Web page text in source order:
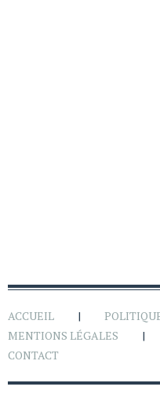
ACCUEIL
MENTIONS LÉGALES
CONTACT